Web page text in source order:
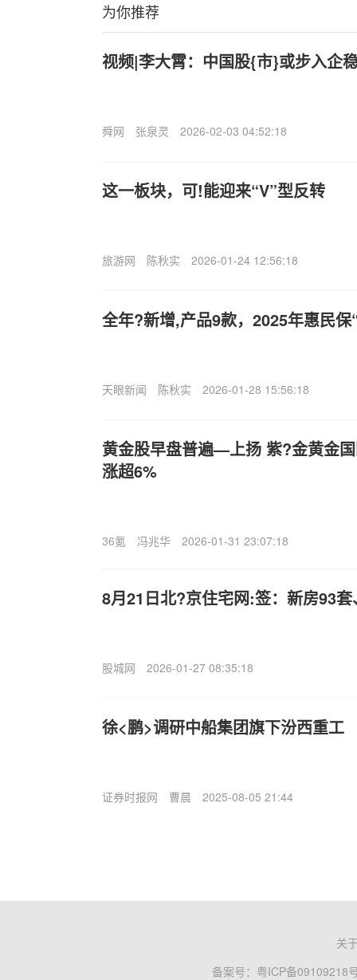
为你推荐
视频|李大霄：中国股{市}或步入企
舜网 张泉灵 2026-02-03 04:52:18
这一板块，可!能迎来“V”型反转
旅游网 陈秋实 2026-01-24 12:56:18
全年?新增,产品9款，2025年惠民
天眼新闻 陈秋实 2026-01-28 15:56:18
黄金股早盘普遍—上扬 紫?金黄金
涨超6%
36氪 冯兆华 2026-01-31 23:07:18
8月21日北?京住宅网:签：新房93
股城网 2026-01-27 08:35:18
徐<鹏>调研中船集团旗下汾西重工
证券时报网 曹晨 2025-08-05 21:44
关
备案号： 粤ICP备09109218